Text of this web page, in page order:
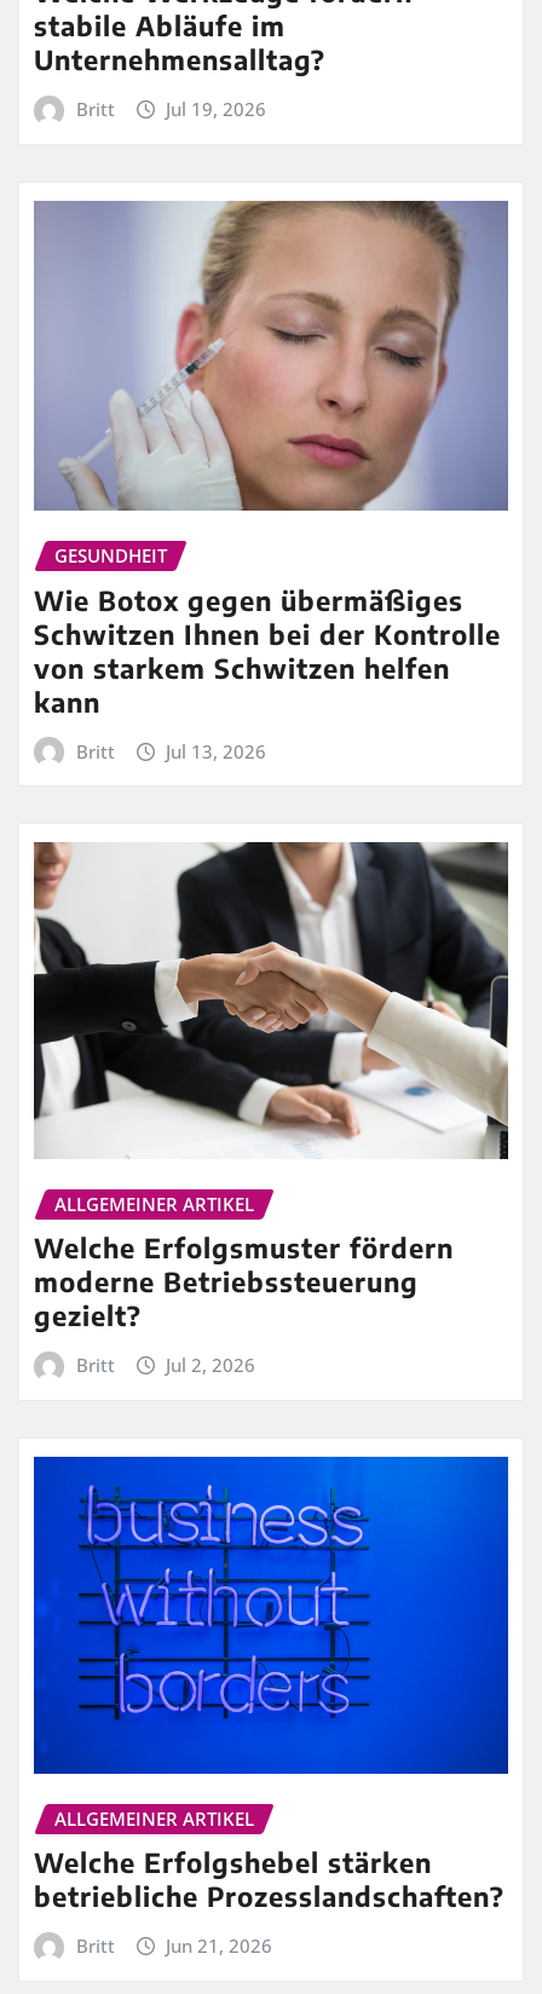
stabile Abläufe im
Unternehmensalltag?
Britt Jul 19, 2026
GESUNDHEIT
Wie Botox gegen übermäßiges
Schwitzen Ihnen bei der Kontrolle
von starkem Schwitzen helfen
kann
Britt Jul 13, 2026
ALLGEMEINER ARTIKEL
Welche Erfolgsmuster fördern
moderne Betriebssteuerung
gezielt?
Britt Jul 2, 2026
ALLGEMEINER ARTIKEL
Welche Erfolgshebel stärken
betriebliche Prozesslandschaften?
Britt Jun 21, 2026